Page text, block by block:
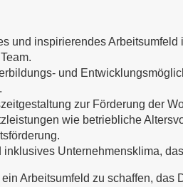
und inspirierendes Arbeitsumfeld
und
zur Förderung der
wie betriebliche
inklusives Unternehmensklima,
Arbeitsumfeld zu schaffen, das